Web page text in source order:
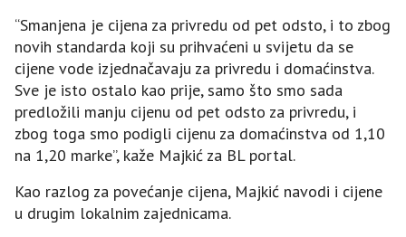
“Smanjena je cijena za privredu od pet odsto, i to zbog
novih standarda koji su prihvaćeni u svijetu da se
cijene vode izjednačavaju za privredu i domaćinstva.
Sve je isto ostalo kao prije, samo što smo sada
predložili manju cijenu od pet odsto za privredu, i
zbog toga smo podigli cijenu za domaćinstva od 1,10
na 1,20 marke”, kaže Majkić za BL portal.
Kao razlog za povećanje cijena, Majkić navodi i cijene
u drugim lokalnim zajednicama.